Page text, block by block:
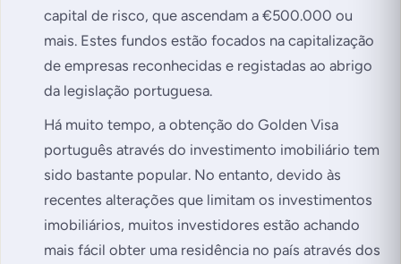
capital de risco, que ascendam a €500.000 ou
mais. Estes fundos estão focados na capitalização
de empresas reconhecidas e registadas ao abrigo
da legislação portuguesa.
Há muito tempo, a obtenção do Golden Visa
português através do investimento imobiliário tem
sido bastante popular. No entanto, devido às
recentes alterações que limitam os investimentos
imobiliários, muitos investidores estão achando
mais fácil obter uma residência no país através dos